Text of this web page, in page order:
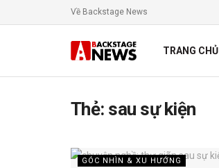
Về Backstage News
TRANG CHỦ
Thẻ: sau sự kiện
GÓC NHÌN & XU HƯỚNG